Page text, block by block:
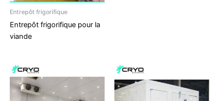
Entrepôt frigorifique
Entrepôt frigorifique pour la
viande